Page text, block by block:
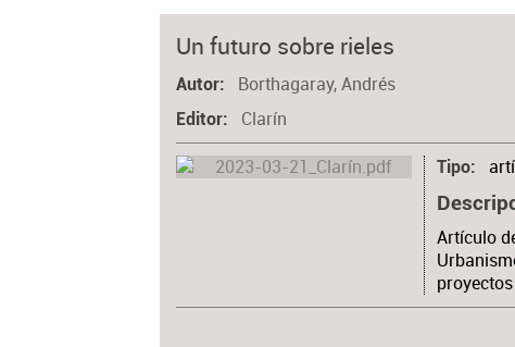
Un futuro sobre rieles
Autor Borthagaray, Andrés
Editor Clarín
Tipo
Artículo